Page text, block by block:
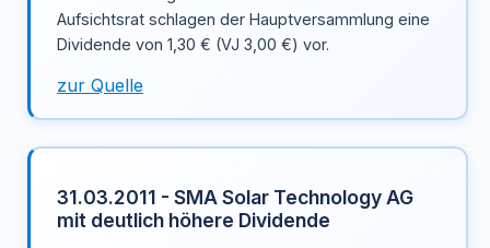
Aufsichtsrat schlagen der Hauptversammlung eine
Dividende von 1,30 € (VJ 3,00 €) vor.
zur Quelle
31.03.2011 - SMA Solar Technology AG
mit deutlich höhere Dividende